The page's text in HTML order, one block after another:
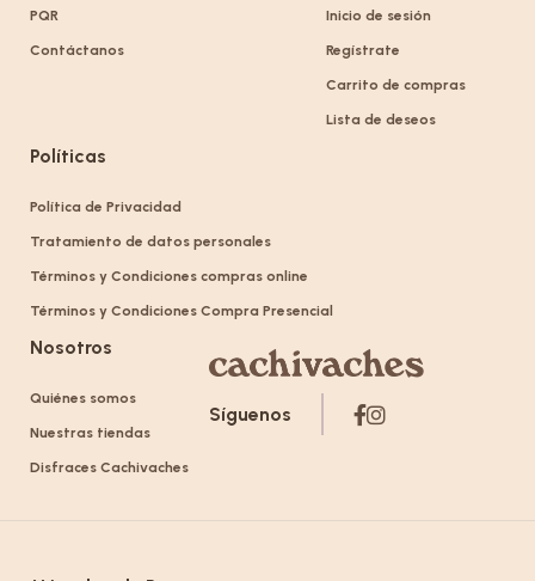
PQR
Contáctanos
Inicio de sesión
Regístrate
Carrito de compras
Lista de deseos
Políticas
Política de Privacidad
Tratamiento de datos personales
Términos y Condiciones compras online
Términos y Condiciones Compra Presencial
Nosotros
Quiénes somos
Nuestras tiendas
Disfraces Cachivaches
Síguenos